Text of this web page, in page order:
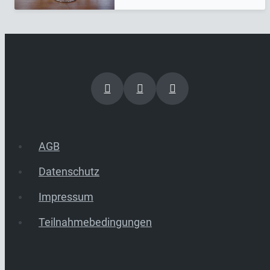
AGB
Datenschutz
Impressum
Teilnahmebedingungen